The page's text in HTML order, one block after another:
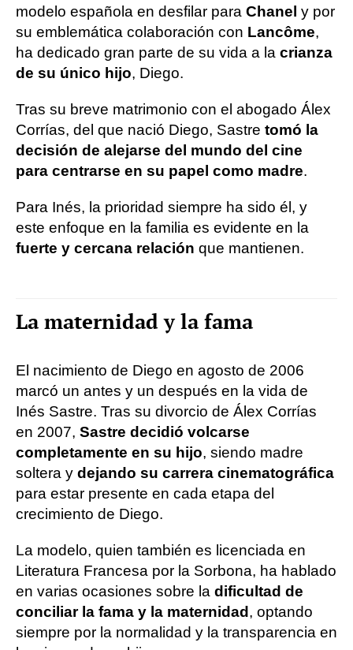
modelo española en desfilar para Chanel y por
su emblemática colaboración con Lancôme,
ha dedicado gran parte de su vida a la crianza
de su único hijo, Diego.
Tras su breve matrimonio con el abogado Álex
Corrías, del que nació Diego, Sastre tomó la
decisión de alejarse del mundo del cine
para centrarse en su papel como madre.
Para Inés, la prioridad siempre ha sido él, y
este enfoque en la familia es evidente en la
fuerte y cercana relación que mantienen.
La maternidad y la fama
El nacimiento de Diego en agosto de 2006
marcó un antes y un después en la vida de
Inés Sastre. Tras su divorcio de Álex Corrías
en 2007, Sastre decidió volcarse
completamente en su hijo, siendo madre
soltera y dejando su carrera cinematográfica
para estar presente en cada etapa del
crecimiento de Diego.
La modelo, quien también es licenciada en
Literatura Francesa por la Sorbona, ha hablado
en varias ocasiones sobre la dificultad de
conciliar la fama y la maternidad , optando
siempre por la normalidad y la transparencia en